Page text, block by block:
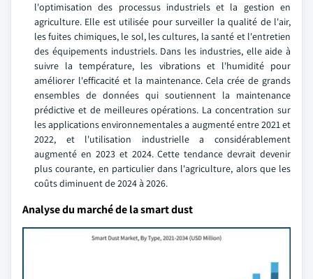
l'optimisation des processus industriels et la gestion en
agriculture. Elle est utilisée pour surveiller la qualité de l'air,
les fuites chimiques, le sol, les cultures, la santé et l'entretien
des équipements industriels. Dans les industries, elle aide à
suivre la température, les vibrations et l'humidité pour
améliorer l'efficacité et la maintenance. Cela crée de grands
ensembles de données qui soutiennent la maintenance
prédictive et de meilleures opérations. La concentration sur
les applications environnementales a augmenté entre 2021 et
2022, et l'utilisation industrielle a considérablement
augmenté en 2023 et 2024. Cette tendance devrait devenir
plus courante, en particulier dans l'agriculture, alors que les
coûts diminuent de 2024 à 2026.
Analyse du marché de la smart dust